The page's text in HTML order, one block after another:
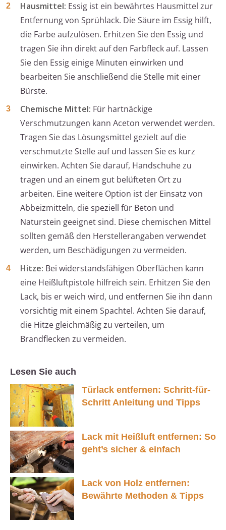
Hausmittel: Essig ist ein bewährtes Hausmittel zur
Entfernung von Sprühlack. Die Säure im Essig hilft,
die Farbe aufzulösen. Erhitzen Sie den Essig und
tragen Sie ihn direkt auf den Farbfleck auf. Lassen
Sie den Essig einige Minuten einwirken und
bearbeiten Sie anschließend die Stelle mit einer
Bürste.
Chemische Mittel: Für hartnäckige
Verschmutzungen kann Aceton verwendet werden.
Tragen Sie das Lösungsmittel gezielt auf die
verschmutzte Stelle auf und lassen Sie es kurz
einwirken. Achten Sie darauf, Handschuhe zu
tragen und an einem gut belüfteten Ort zu
arbeiten. Eine weitere Option ist der Einsatz von
Abbeizmitteln, die speziell für Beton und
Naturstein geeignet sind. Diese chemischen Mittel
sollten gemäß den Herstellerangaben verwendet
werden, um Beschädigungen zu vermeiden.
Hitze: Bei widerstandsfähigen Oberflächen kann
eine Heißluftpistole hilfreich sein. Erhitzen Sie den
Lack, bis er weich wird, und entfernen Sie ihn dann
vorsichtig mit einem Spachtel. Achten Sie darauf,
die Hitze gleichmäßig zu verteilen, um
Brandflecken zu vermeiden.
Lesen Sie auch
Türlack entfernen: Schritt-für-
Schritt Anleitung und Tipps
Lack mit Heißluft entfernen: So
geht’s sicher & einfach
Lack von Holz entfernen:
Bewährte Methoden & Tipps